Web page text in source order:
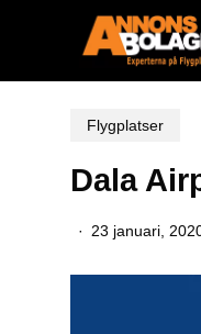
Flygplatser
Dala
23 januari,